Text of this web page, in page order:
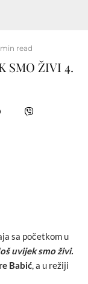
min read
SMO ŽIVI 4.
sa početkom u
uvijek smo živi.
Babić, a u režiji